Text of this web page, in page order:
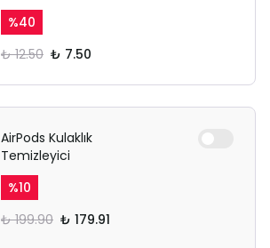
%40
₺ 12.50 ₺ 7.50
AirPods Kulaklık
Temizleyici
%10
₺ 199.90 ₺ 179.91